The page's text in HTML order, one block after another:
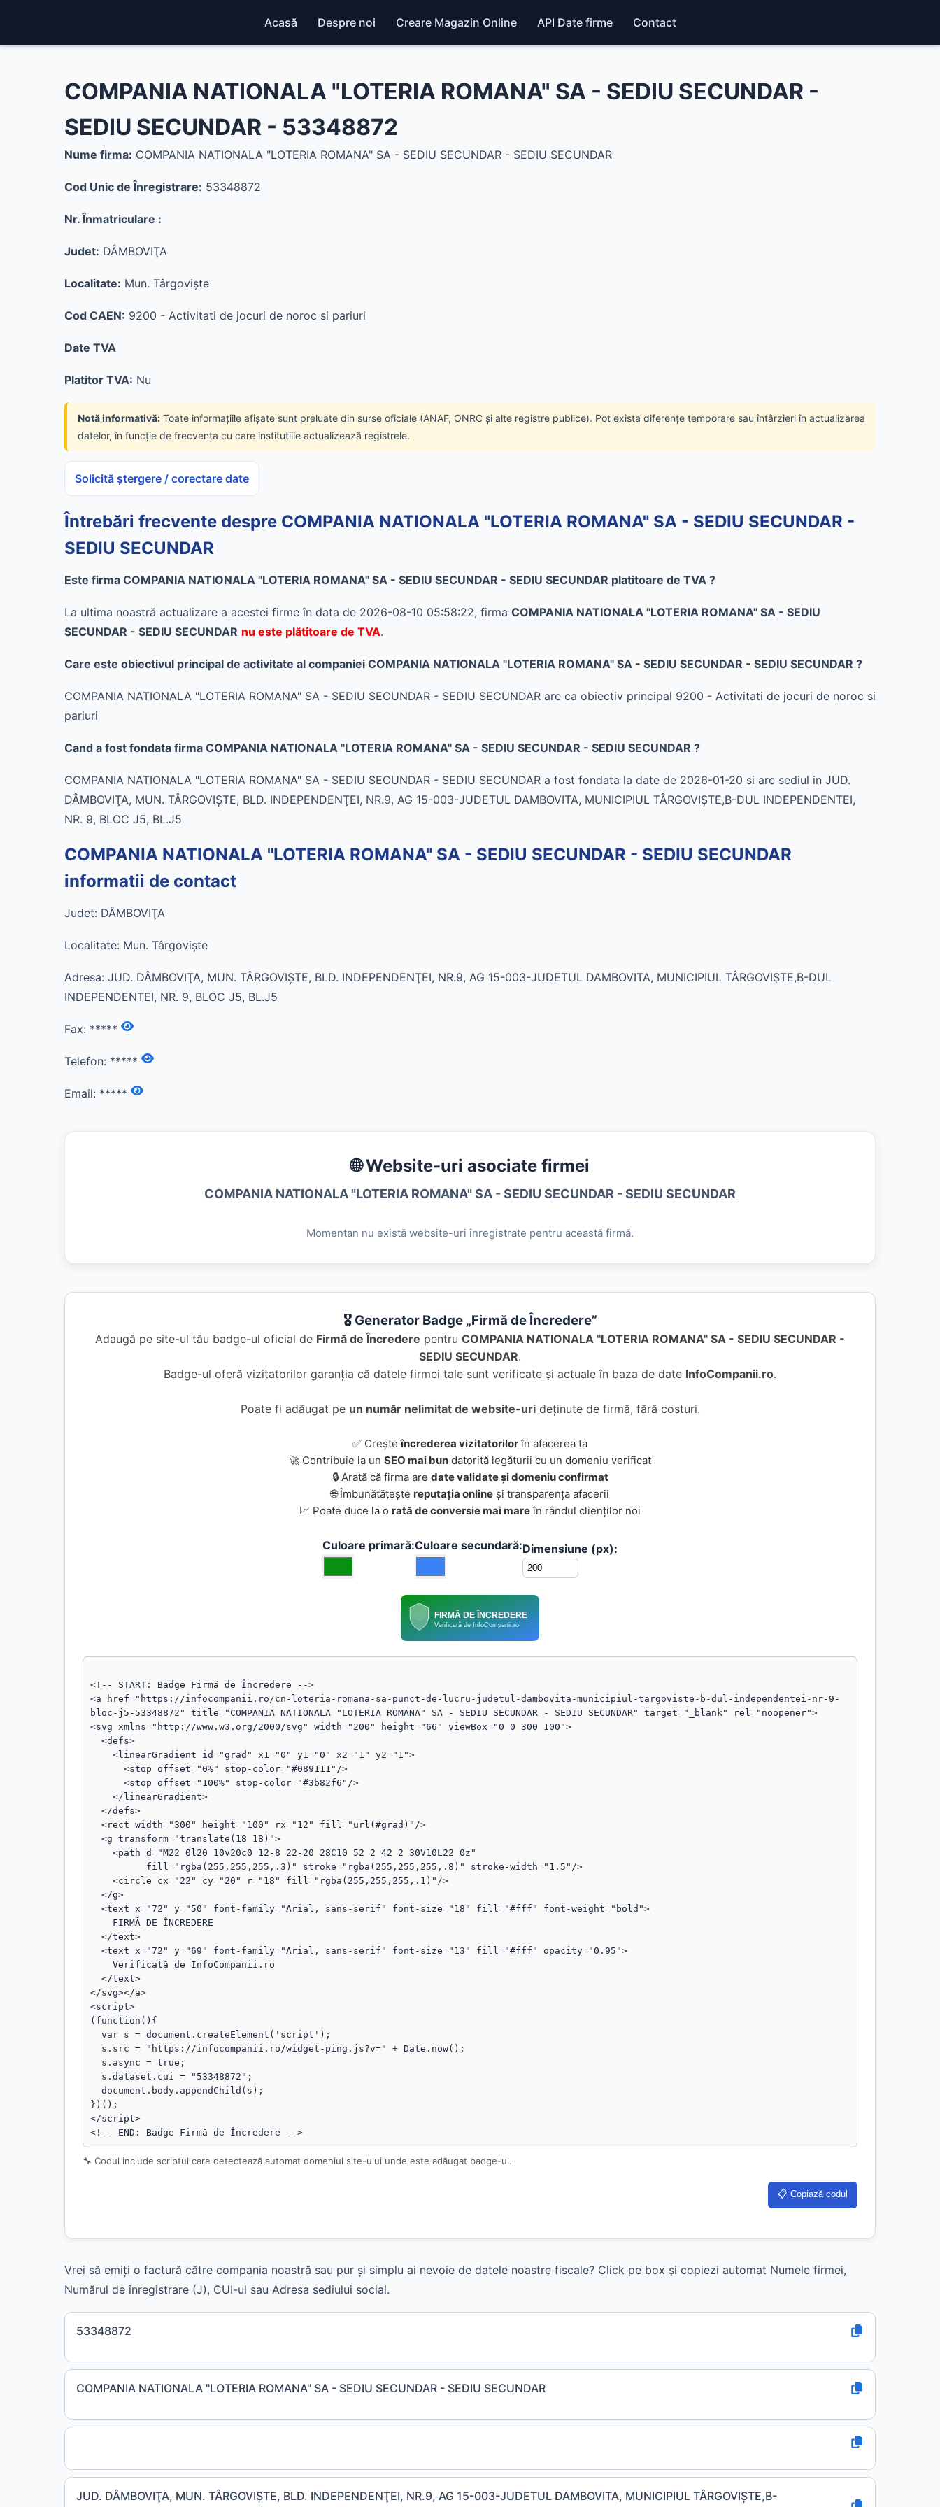
Acasă Despre noi Creare Magazin Online API Date firme Contact
COMPANIA NATIONALA "LOTERIA ROMANA" SA - SEDIU SECUNDAR -
SEDIU SECUNDAR - 53348872
Nume firma: COMPANIA NATIONALA "LOTERIA ROMANA" SA - SEDIU SECUNDAR - SEDIU SECUNDAR
Cod Unic de Înregistrare: 53348872
Nr. Înmatriculare :
Judet: DÂMBOVIŢA
Localitate: Mun. Târgovişte
Cod CAEN: 9200 - Activitati de jocuri de noroc si pariuri
Date TVA
Platitor TVA: Nu
Notă informativă: Toate informațiile afișate sunt preluate din surse oficiale (ANAF, ONRC și alte registre publice). Pot exista diferențe temporare sau întârzieri în actualizarea
datelor, în funcție de frecvența cu care instituțiile actualizează registrele.
Solicită ștergere / corectare date
Întrebări frecvente despre COMPANIA NATIONALA "LOTERIA ROMANA" SA - SEDIU SECUNDAR -
SEDIU SECUNDAR
Este firma COMPANIA NATIONALA "LOTERIA ROMANA" SA - SEDIU SECUNDAR - SEDIU SECUNDAR platitoare de TVA ?
La ultima noastră actualizare a acestei firme în data de 2026-08-10 05:58:22, firma COMPANIA NATIONALA "LOTERIA ROMANA" SA - SEDIU
SECUNDAR - SEDIU SECUNDAR nu este plătitoare de TVA.
Care este obiectivul principal de activitate al companiei COMPANIA NATIONALA "LOTERIA ROMANA" SA - SEDIU SECUNDAR - SEDIU SECUNDAR ?
COMPANIA NATIONALA "LOTERIA ROMANA" SA - SEDIU SECUNDAR - SEDIU SECUNDAR are ca obiectiv principal 9200 - Activitati de jocuri de noroc si
pariuri
Cand a fost fondata firma COMPANIA NATIONALA "LOTERIA ROMANA" SA - SEDIU SECUNDAR - SEDIU SECUNDAR ?
COMPANIA NATIONALA "LOTERIA ROMANA" SA - SEDIU SECUNDAR - SEDIU SECUNDAR a fost fondata la date de 2026-01-20 si are sediul in JUD.
DÂMBOVIŢA, MUN. TÂRGOVIŞTE, BLD. INDEPENDENŢEI, NR.9, AG 15-003-JUDETUL DAMBOVITA, MUNICIPIUL TÂRGOVIŞTE,B-DUL INDEPENDENTEI,
NR. 9, BLOC J5, BL.J5
COMPANIA NATIONALA "LOTERIA ROMANA" SA - SEDIU SECUNDAR - SEDIU SECUNDAR
informatii de contact
Judet: DÂMBOVIŢA
Localitate: Mun. Târgovişte
Adresa: JUD. DÂMBOVIŢA, MUN. TÂRGOVIŞTE, BLD. INDEPENDENŢEI, NR.9, AG 15-003-JUDETUL DAMBOVITA, MUNICIPIUL TÂRGOVIŞTE,B-DUL
INDEPENDENTEI, NR. 9, BLOC J5, BL.J5
Fax: *****
Telefon: *****
Email: *****
🌐 Website-uri asociate firmei
COMPANIA NATIONALA "LOTERIA ROMANA" SA - SEDIU SECUNDAR - SEDIU SECUNDAR
Momentan nu există website-uri înregistrate pentru această firmă.
🎖️ Generator Badge „Firmă de Încredere”
Adaugă pe site-ul tău badge-ul oficial de Firmă de Încredere pentru COMPANIA NATIONALA "LOTERIA ROMANA" SA - SEDIU SECUNDAR -
SEDIU SECUNDAR.
Badge-ul oferă vizitatorilor garanția că datele firmei tale sunt verificate și actuale în baza de date InfoCompanii.ro.
Poate fi adăugat pe un număr nelimitat de website-urideținute de firmă, fără costuri.
✅ Creșteîncrederea vizitatorilorîn afacerea ta
🚀 Contribuie la un SEO mai bun datorită legăturii cu un domeniu verificat
🔒 Arată că firma are date validate și domeniu confirmat
🌐 Îmbunătățește reputația online și transparența afacerii
📈 Poate duce la o rată de conversie mai mareîn rândul clienților noi
Culoare primară:Culoare secundară:Dimensiune (px):
FIRMĂ DE ÎNCREDERE
Verificată de InfoCompanii.ro
<!-- START: Badge Firmă de Încredere -->
<a href="https://infocompanii.ro/cn-loteria-romana-sa-punct-de-lucru-judetul-dambovita-municipiul-targoviste-b-dul-independentei-nr-9-
bloc-j5-53348872" title="COMPANIA NATIONALA "LOTERIA ROMANA" SA - SEDIU SECUNDAR - SEDIU SECUNDAR" target="_blank" rel="noopener">
<svg xmlns="http://www.w3.org/2000/svg" width="200" height="66" viewBox="0 0 300 100">
</svg></a>
<script>
(function(){
})();
</script>
<!-- END: Badge Firmă de Încredere -->
🔧 Codul include scriptul care detectează automat domeniul site-ului unde este adăugat badge-ul.
📋 Copiază codul
Vrei să emiți o factură către compania noastră sau pur și simplu ai nevoie de datele noastre fiscale? Click pe box și copiezi automat Numele firmei,
Numărul de înregistrare (J), CUI-ul sau Adresa sediului social.
53348872
COMPANIA NATIONALA "LOTERIA ROMANA" SA - SEDIU SECUNDAR - SEDIU SECUNDAR
JUD. DÂMBOVIŢA, MUN. TÂRGOVIŞTE, BLD. INDEPENDENŢEI, NR.9, AG 15-003-JUDETUL DAMBOVITA, MUNICIPIUL TÂRGOVIŞTE,B-